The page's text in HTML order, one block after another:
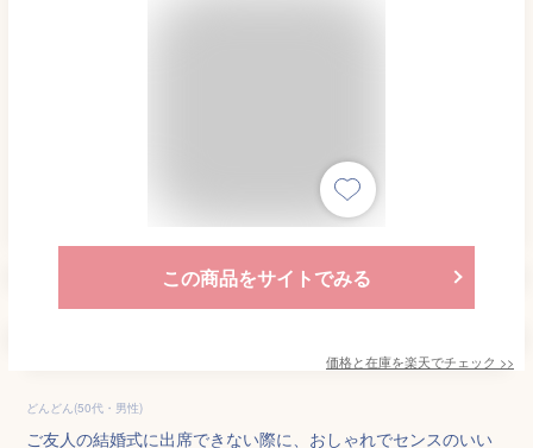
この商品をサイトでみる
価格と在庫を楽天でチェック >>
どんどん(50代・男性)
ご友人の結婚式に出席できない際に、おしゃれでセンスのいい